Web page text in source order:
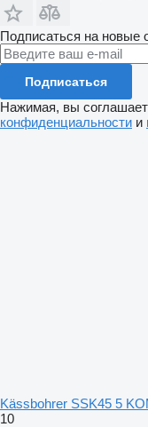
Подписаться на новые
Подписаться
Нажимая, вы
конфиденциальности и
Kässbohrer SSK45 5
10